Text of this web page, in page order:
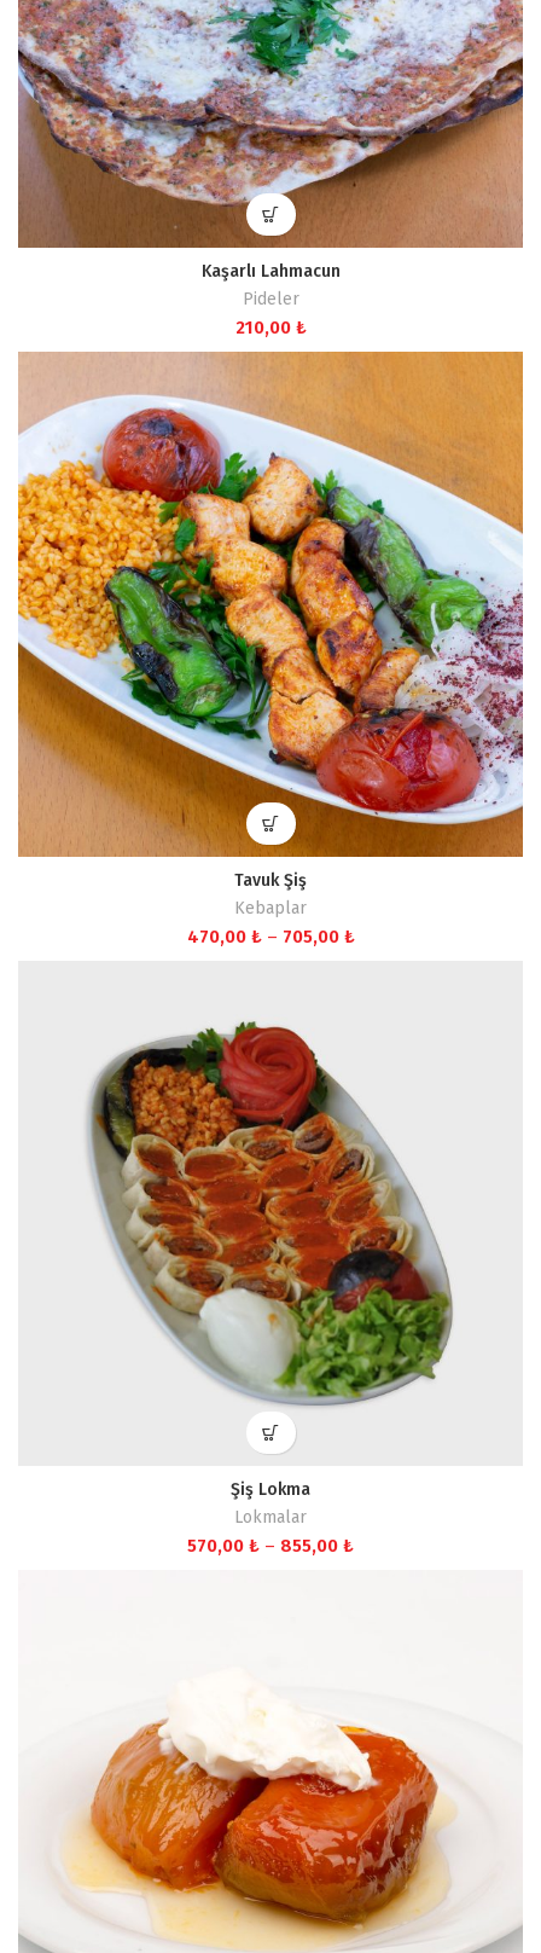
Kaşarlı Lahmacun
Pideler
210,00 ₺
Tavuk Şiş
Kebaplar
470,00 ₺ – 705,00 ₺Fiyat
Şiş Lokma
Lokmalar
570,00 ₺ – 855,00 ₺Fiyat